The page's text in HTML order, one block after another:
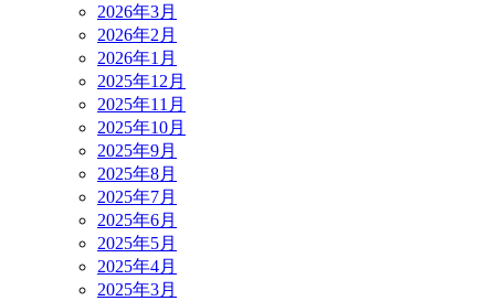
2026年3月
2026年2月
2026年1月
2025年12月
2025年11月
2025年10月
2025年9月
2025年8月
2025年7月
2025年6月
2025年5月
2025年4月
2025年3月